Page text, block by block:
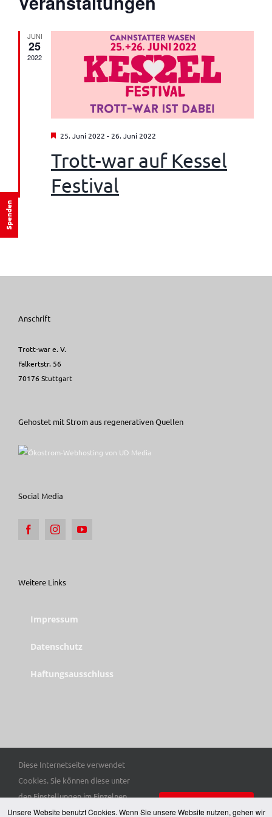
JUNI
25
2022
Hervorgehoben
25. Juni 2022 - 26. Juni 2022
Trott-war auf Kessel
Festival
Anschrift
Trott-war e. V.
Falkertstr. 56
70176 Stuttgart
Spenden
Gehostet mit Strom aus regenerativen Quellen
Social Media
Weitere Links
Impressum
Datenschutz
Haftungsausschluss
© Copyright 2025 Trott-war e. V. | Alle Rechte vorbehalten.
Diese Internetseite verwendet
Cookies. Sie können diese unter
den Einstellungen im Einzelnen
auswählen. Hier finden Sie unsere
Unsere Website benutzt Cookies. Wenn Sie unsere Website nutzen, gehen wir